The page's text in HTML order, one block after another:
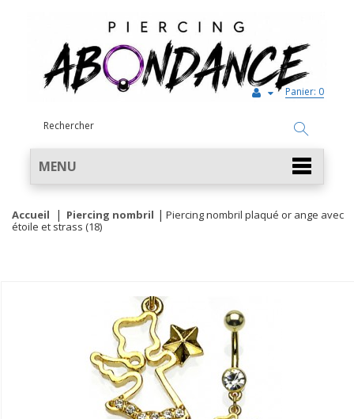
Panier: 0
MENU
Accueil Piercing nombril
Piercing nombril plaqué or ange avec
étoile et strass (18)